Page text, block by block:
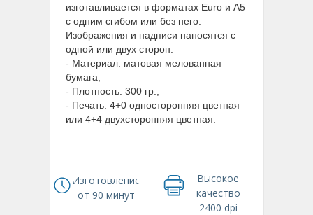
изготавливается в форматах Euro и А5
с одним сгибом или без него.
Изображения и надписи наносятся с
одной или двух сторон.
- Материал: матовая мелованная
бумага;
- Плотность: 300 гр.;
- Печать: 4+0 односторонняя цветная
или 4+4 двухсторонняя цветная.
Изготовление
от 90 минут
Высокое
качество
2400 dpi